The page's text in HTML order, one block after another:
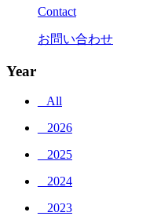
Contact
お問い合わせ
Year
_ All
_ 2026
_ 2025
_ 2024
_ 2023